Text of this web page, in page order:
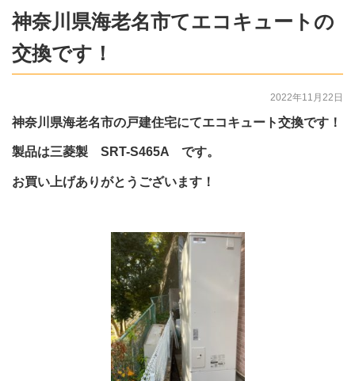
神奈川県海老名市てエコキュートの
交換です！
2022年11月22日
神奈川県海老名市の戸建住宅にてエコキュート交換です！
製品は三菱製 SRT-S465A です。
お買い上げありがとうございます！